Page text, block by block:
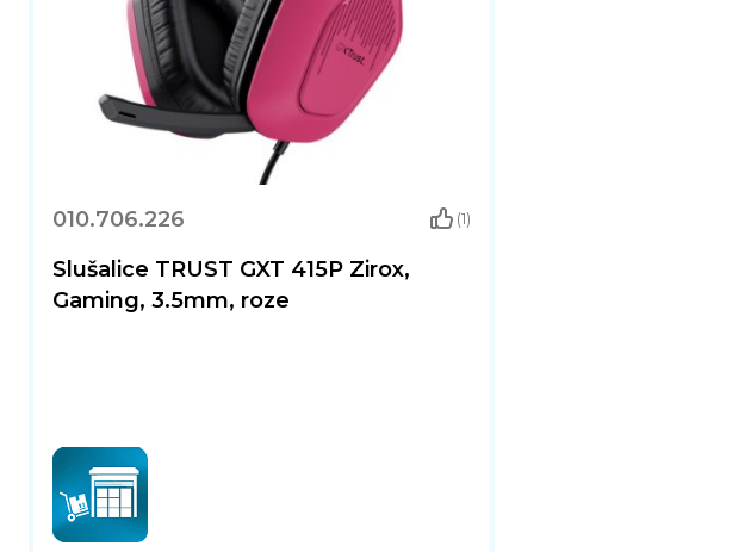
010.706.226 (1)
Slušalice TRUST GXT 415P Zirox,
Gaming, 3.5mm, roze